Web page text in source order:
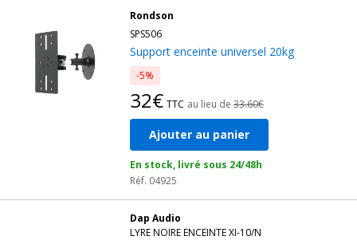
Rondson
SPS506
Support enceinte universel 20kg
-5%
32€ TTC au lieu de 33.60€
Ajouter au panier
En stock, livré sous 24/48h
Réf. 04925
Dap Audio
LYRE NOIRE ENCEINTE XI-10/N